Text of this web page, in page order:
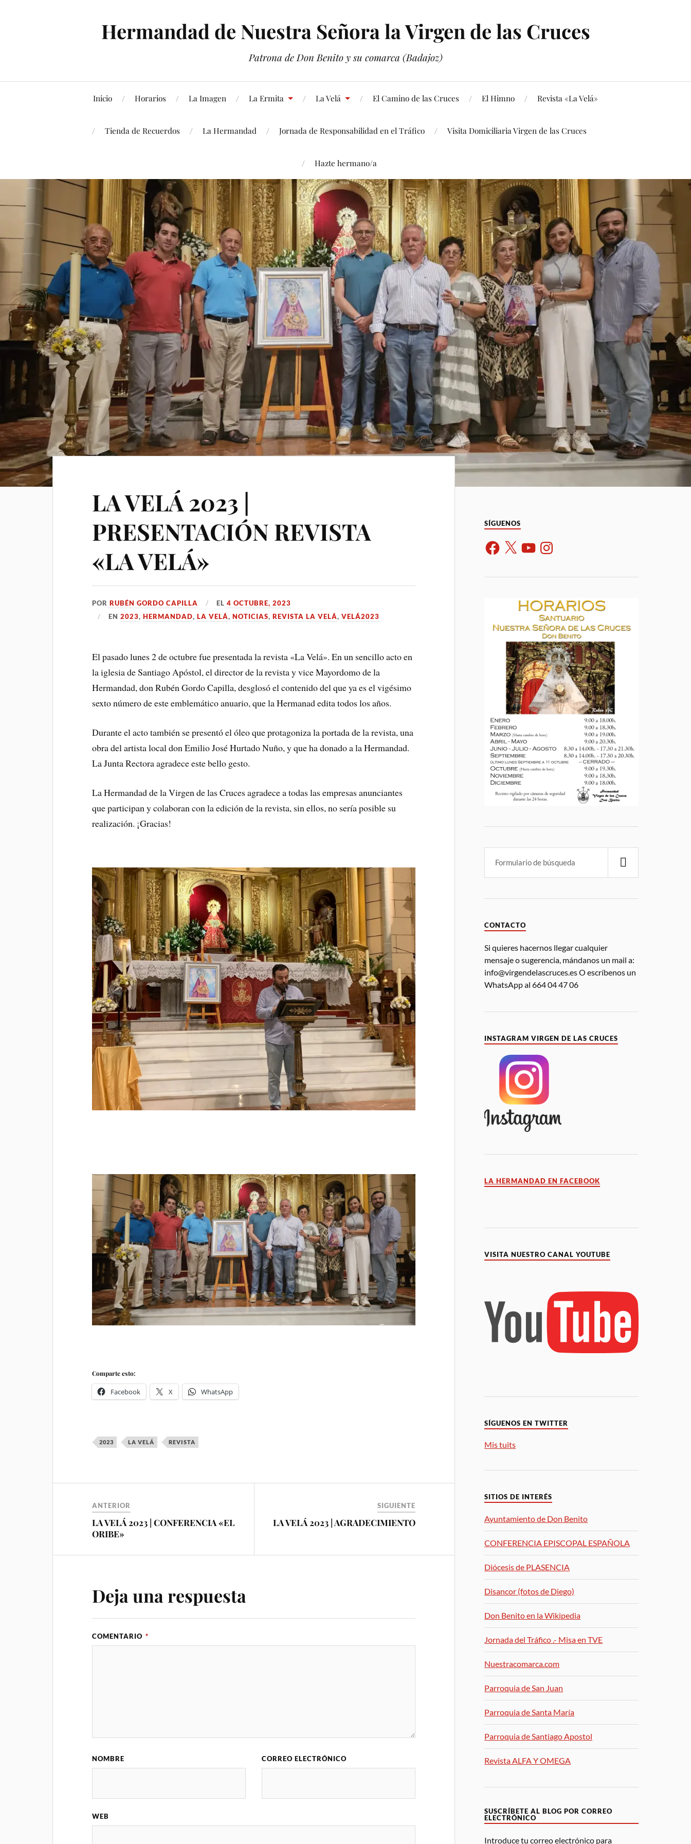
Hermandad de Nuestra Señora la Virgen de las Cruces
Patrona de Don Benito y su comarca (Badajoz)
Inicio Horarios La Imagen La Ermita La Velá El Camino de las Cruces El Himno Revista «La Velá»
Tienda de Recuerdos La Hermandad Jornada de Responsabilidad en el Tráfico Visita Domiciliaria Virgen de las Cruces
Hazte hermano/a
LA VELÁ 2023 |
PRESENTACIÓN REVISTA
«LA VELÁ»
PORRUBÉN GORDO CAPILLA EL4 OCTUBRE, 2023
EN2023,HERMANDAD,LA VELÁ,NOTICIAS,REVISTA LA VELÁ,VELÁ2023
El pasado lunes 2 de octubre fue presentada la revista «La Velá». En un sencillo acto en
la iglesia de Santiago Apóstol, el director de la revista y vice Mayordomo de la
Hermandad, don Rubén Gordo Capilla, desglosó el contenido del que ya es el vigésimo
sexto número de este emblemático anuario, que la Hermanad edita todos los años.
Durante el acto también se presentó el óleo que protagoniza la portada de la revista, una
obra del artista local don Emilio José Hurtado Nuño, y que ha donado a la Hermandad.
La Junta Rectora agradece este bello gesto.
La Hermandad de la Virgen de las Cruces agradece a todas las empresas anunciantes
que participan y colaboran con la edición de la revista, sin ellos, no sería posible su
realización. ¡Gracias!
Comparte esto:
Facebook X WhatsApp
2023 LA VELÁ REVISTA
ANTERIOR
LA VELÁ 2023 | CONFERENCIA «EL
ORIBE»
SIGUIENTE
LA VELÁ 2023 | AGRADECIMIENTO
Deja una respuesta
COMENTARIO *
NOMBRE CORREO ELECTRÓNICO
WEB
SÍGUENOS
CONTACTO
Si quieres hacernos llegar cualquier
mensaje o sugerencia, mándanos un mail a:
info@virgendelascruces.es O escríbenos un
WhatsApp al 664 04 47 06
INSTAGRAM VIRGEN DE LAS CRUCES
LA HERMANDAD EN FACEBOOK
VISITA NUESTRO CANAL YOUTUBE
SÍGUENOS EN TWITTER
Mis tuits
SITIOS DE INTERÉS
Ayuntamiento de Don Benito
CONFERENCIA EPISCOPAL ESPAÑOLA
Diócesis de PLASENCIA
Disancor (fotos de Diego)
Don Benito en la Wikipedia
Jornada del Tráfico .- Misa en TVE
Nuestracomarca.com
Parroquia de San Juan
Parroquia de Santa María
Parroquia de Santiago Apostol
Revista ALFA Y OMEGA
SUSCRÍBETE AL BLOG POR CORREO
ELECTRÓNICO
Introduce tu correo electrónico para